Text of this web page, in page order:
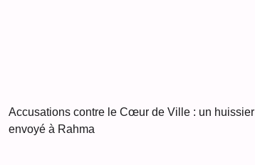
Accusations contre le Cœur de Ville : un huissier
envoyé à Rahma